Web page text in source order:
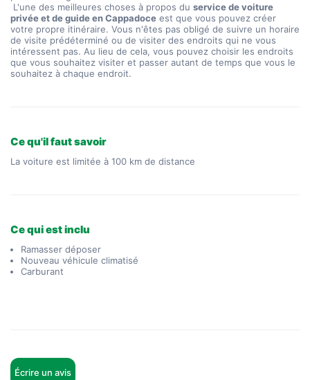
L'une des meilleures choses à propos du service de voiture
privée et de guide en Cappadoce est que vous pouvez créer
votre propre itinéraire. Vous n'êtes pas obligé de suivre un horaire
de visite prédéterminé ou de visiter des endroits qui ne vous
intéressent pas. Au lieu de cela, vous pouvez choisir les endroits
que vous souhaitez visiter et passer autant de temps que vous le
souhaitez à chaque endroit.
Ce qu'il faut savoir
La voiture est limitée à 100 km de distance
Ce qui est inclu
Ramasser déposer
Nouveau véhicule climatisé
Carburant
Écrire un avis